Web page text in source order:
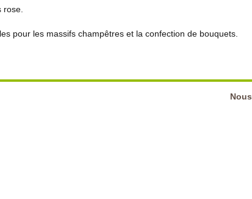
pour les massifs champêtres et la confection de bouquets.
Nous